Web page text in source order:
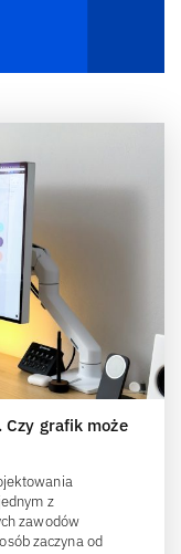
Czy grafik może
z
zawodów
zaczyna od